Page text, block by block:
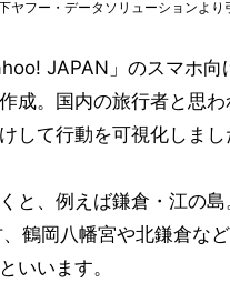
ヤフー・データソリューションより
JAPAN」のスマホ
成。国内の旅行者と思
して行動を可視化しまし
と、例えば鎌倉・江の
鶴岡八幡宮や北鎌倉な
いいます。